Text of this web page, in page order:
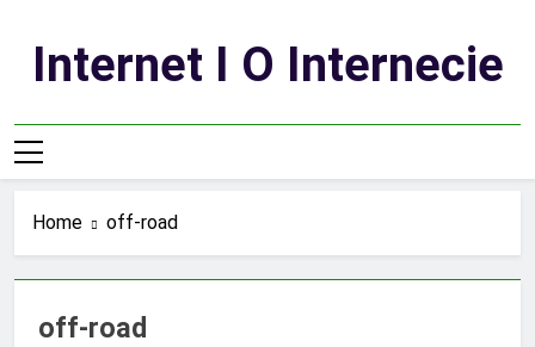
contentInternet I O Internecie
Home off-road
off-road